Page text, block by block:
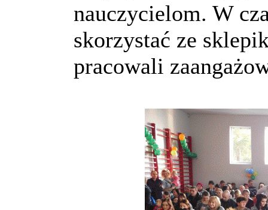
nauczycielom. W
skorzystać ze
pracowali